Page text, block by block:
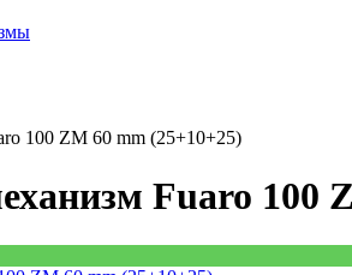
100 ZM 60 mm (25+10+25)
Fuaro 100